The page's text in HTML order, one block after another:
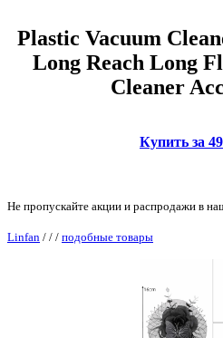
Plastic Vacuum
Long Reach Long
Cleaner
Купить за
Не пропускайте акции и распродажи в
Linfan / / / подобные товары